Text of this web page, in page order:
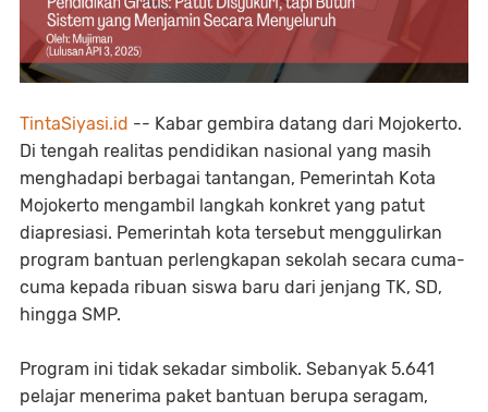
TintaSiyasi.id -- Kabar gembira datang dari Mojokerto.
Di tengah realitas pendidikan nasional yang masih
menghadapi berbagai tantangan, Pemerintah Kota
Mojokerto mengambil langkah konkret yang patut
diapresiasi. Pemerintah kota tersebut menggulirkan
program bantuan perlengkapan sekolah secara cuma-
cuma kepada ribuan siswa baru dari jenjang TK, SD,
hingga SMP.
Program ini tidak sekadar simbolik. Sebanyak 5.641
pelajar menerima paket bantuan berupa seragam,